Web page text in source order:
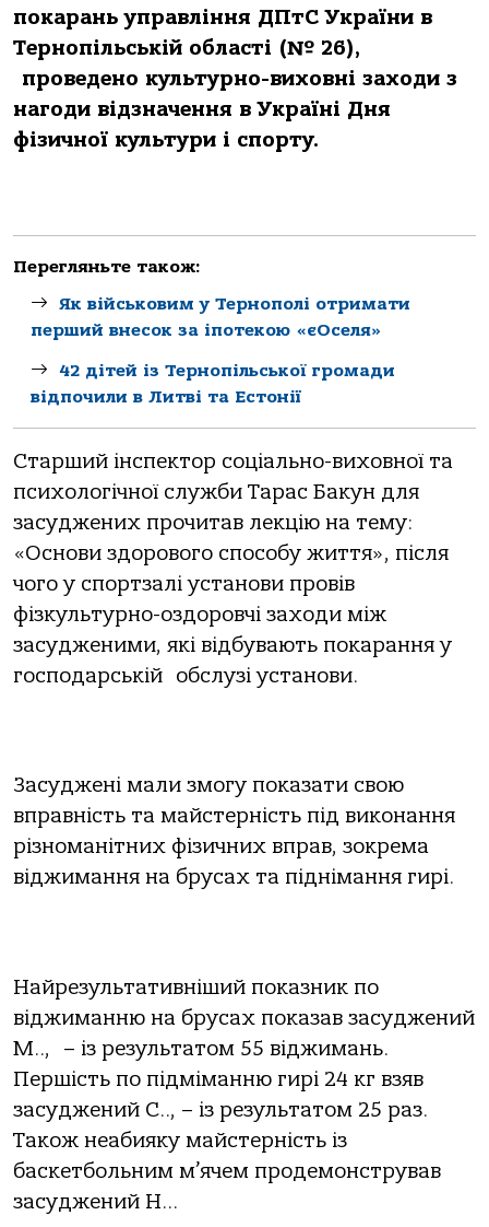
покарань управління ДПтС України в
Тернопільській області (№ 26),
проведено культурно-виховні заходи з
нагоди відзначення в Україні Дня
фізичної культури і спорту.
Перегляньте також:
Як військовим у Тернополі отримати
перший внесок за іпотекою «єОселя»
42 дітей із Тернопільської громади
відпочили в Литві та Естонії
Старший інспектор соціально-виховної та
психологічної служби Тарас Бакун для
засуджених прочитав лекцію на тему:
«Основи здорового способу життя», після
чого у спортзалі установи провів
фізкультурно-оздоровчі заходи між
засудженими, які відбувають покарання у
господарській обслузі установи.
Засуджені мали змогу показати свою
вправність та майстерність під виконання
різноманітних фізичних вправ, зокрема
віджимання на брусах та піднімання гирі.
Найрезультативніший показник по
віджиманню на брусах показав засуджений
М.., – із результатом 55 віджимань.
Першість по підміманню гирі 24 кг взяв
засуджений С.., – із результатом 25 раз.
Також неабияку майстерність із
баскетбольним м’ячем продемонстрував
засуджений Н…